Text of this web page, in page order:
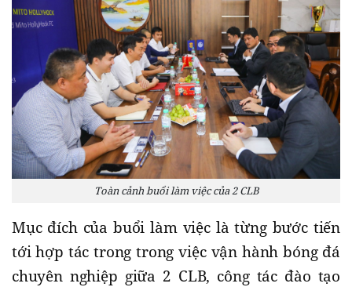
Toàn cảnh buổi làm việc của 2 CLB
Mục đích của buổi làm việc là từng bước tiến
tới hợp tác trong trong việc vận hành bóng đá
chuyên nghiệp giữa 2 CLB, công tác đào tạo